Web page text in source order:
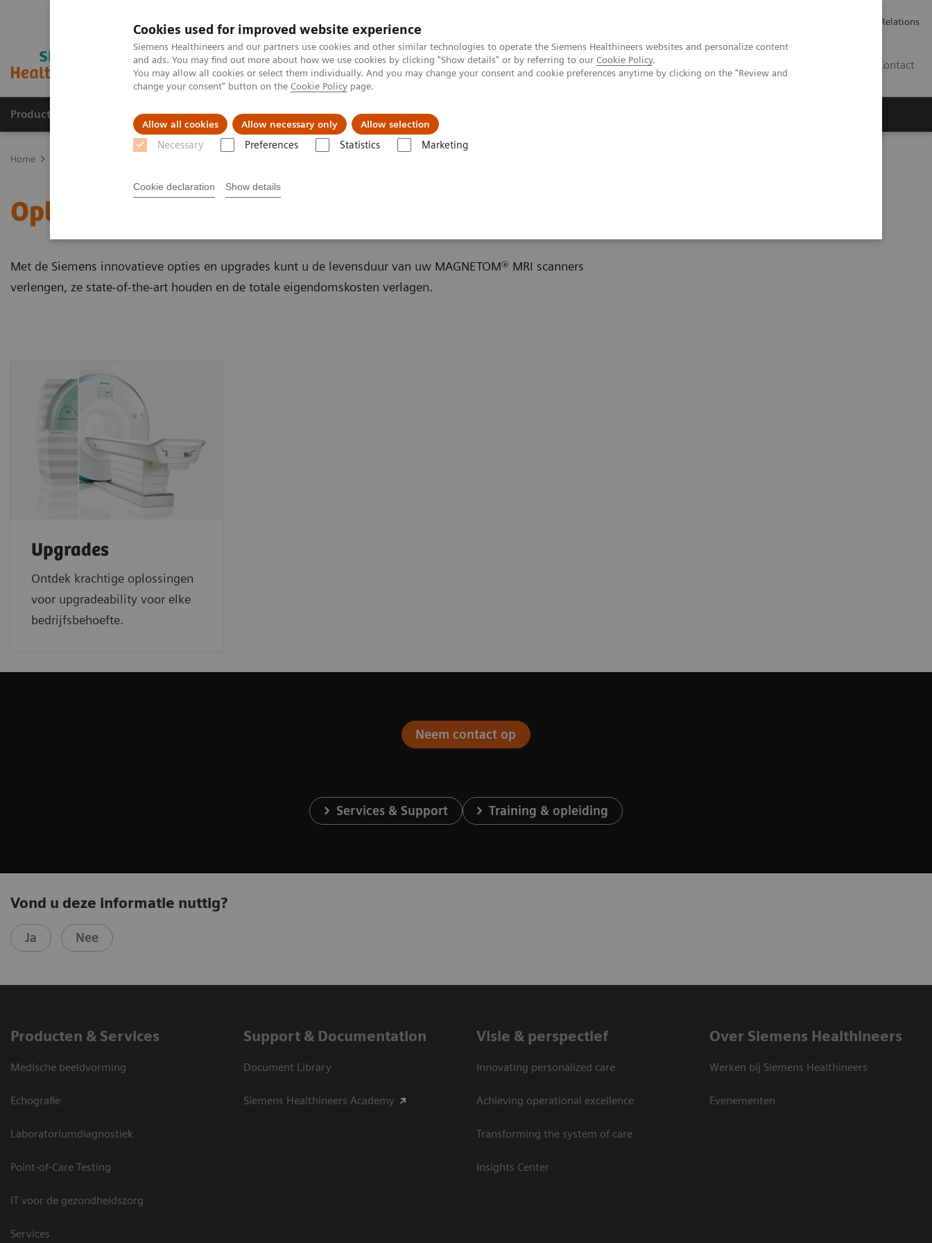
Cookies used for improved website experience
Siemens Healthineers and our partners use cookies and other similar technologies to operate the Siemens Healthineers websites and personalize content
and ads. You may find out more about how we use cookies by clicking "Show details" or by referring to our Cookie Policy.
You may allow all cookies or select them individually. And you may change your consent and cookie preferences anytime by clicking on the "Review and
change your consent" button on the Cookie Policy page.
Allow all cookies Allow necessary only Allow selection
Necessary Preferences Statistics Marketing
Cookie declaration Show details
Investor Relations
Contact
Producten & Services Over ons Clinical Fields Visie & perspectief
Home
Opties en upgrades
Met de Siemens innovatieve opties en upgrades kunt u de levensduur van uw MAGNETOM® MRI scanners
verlengen, ze state-of-the-art houden en de totale eigendomskosten verlagen.
Upgrades
Ontdek krachtige oplossingen
voor upgradeability voor elke
bedrijfsbehoefte.
Neem contact op
Services & Support Training & opleiding
Vond u deze informatie nuttig?
Ja Nee
Producten & Services
Medische beeldvorming
Echografie
Laboratoriumdiagnostiek
Point-of-Care Testing
IT voor de gezondheidszorg
Services
Support & Documentation
Document Library
Siemens Healthineers Academy
Visie & perspectief
Innovating personalized care
Achieving operational excellence
Transforming the system of care
Insights Center
Over Siemens Healthineers
Werken bij Siemens Healthineers
Evenementen